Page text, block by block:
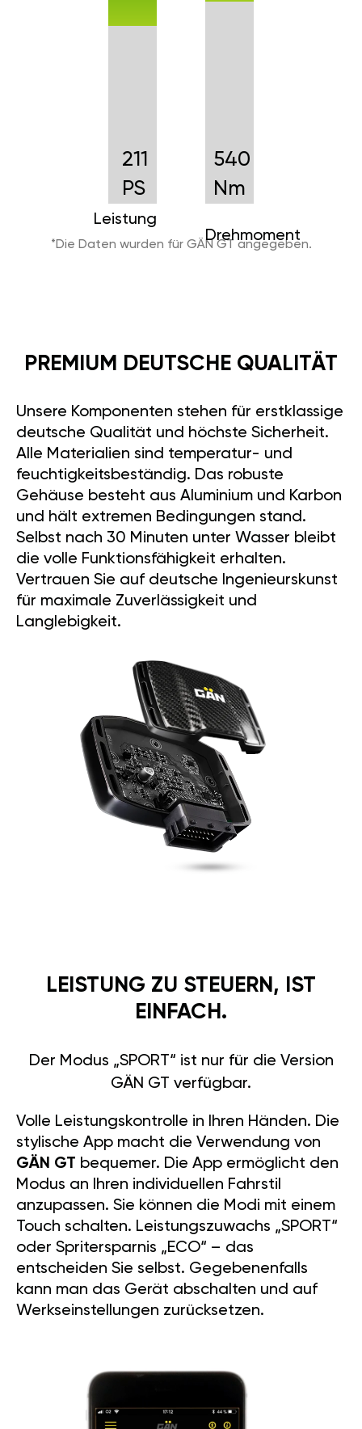
211
PS
Leistung
540
Nm
Drehmoment
*Die Daten wurden für GÄN GT angegeben.
PREMIUM DEUTSCHE QUALITÄT
Unsere Komponenten stehen für erstklassige
deutsche Qualität und höchste Sicherheit.
Alle Materialien sind temperatur- und
feuchtigkeitsbeständig. Das robuste
Gehäuse besteht aus Aluminium und Karbon
und hält extremen Bedingungen stand.
Selbst nach 30 Minuten unter Wasser bleibt
die volle Funktionsfähigkeit erhalten.
Vertrauen Sie auf deutsche Ingenieurskunst
für maximale Zuverlässigkeit und
Langlebigkeit.
LEISTUNG ZU STEUERN, IST
EINFACH.
Der Modus „SPORT“ ist nur für die Version
GÄN GT verfügbar.
Volle Leistungskontrolle in Ihren Händen. Die
stylische App macht die Verwendung von
GÄN GT bequemer. Die App ermöglicht den
Modus an Ihren individuellen Fahrstil
anzupassen. Sie können die Modi mit einem
Touch schalten. Leistungszuwachs „SPORT“
oder Spritersparnis „ECO“ – das
entscheiden Sie selbst. Gegebenenfalls
kann man das Gerät abschalten und auf
Werkseinstellungen zurücksetzen.